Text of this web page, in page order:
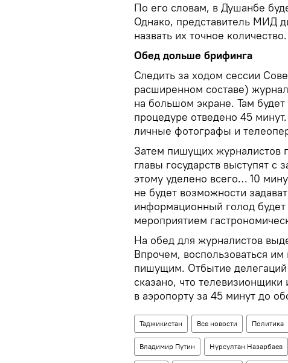
По его словам, в Душанбе
Однако, представитель МИД
назвать их точное количество.
Обед дольше брифинга
Следить за ходом сессии
расширенном составе)
на большом экране. Там
процедуре отведено 45
личные фотографы и
Затем пишущих журналистов
главы государств выступят
этому уделено всего… 10
не будет возможности
информационный голод
мероприятием
На обед для журналистов
Впрочем, воспользоваться
пишущим. Отбытие
сказано, что
в аэропорту за 45 минут до
Таджикистан Все новости Политика
Владимир Путин Нурсултан Назарбаев